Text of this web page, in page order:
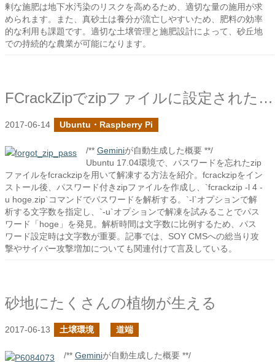
剰な施肥は地下水汚染のリスクを高めるため、適切な量の施用が求
められます。また、真砂土は養分が流亡しやすいため、肥料の効率
的な利用も課題です。適切な土壌管理と施肥設計によって、砂丘地
での持続的な農業が可能になります。
FCrackZipでzipファイルに設定されたパスワードを調べる
2017-06-14 Ubuntu・Raspberry Pi
/** Geminiが自動生成した概要 **/
Ubuntu 17.04環境で、パスワードを忘れたzip
ファイルをfcrackzipを用いて解凍する方法を紹介。fcrackzipをイン
ストール後、パスワード付きzipファイルを作成し、`fcrackzip -l 4 -
u hoge.zip`コマンドでパスワードを解析する。`-l`オプションで解
析する文字数を指定し、`-u`オプションで解凍を試みることでパス
ワード「hoge」を発見。解析時間は文字数に比例するため、パス
ワード設定時は文字数が重要。記事では、SOY CMSへの総当り攻
撃やサイバー攻撃増加についても関連付けて言及している。
砂地にたくさんの植物が生える
2017-06-13 土壌環境 道端
/** Geminiが自動生成した概要 **/